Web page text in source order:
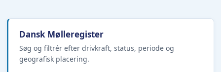
Dansk Mølleregister
Søg og filtrér efter drivkraft, status, periode og
geografisk placering.